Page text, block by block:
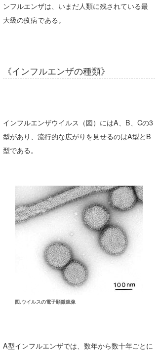
ンフルエンザは、いまだ人類に残されている最
大級の疫病である。
《インフルエンザの種類》
インフルエンザウイルス（図）にはA、B、Cの3
型があり、流行的な広がりを見せるのはA型とB
型である。
図.ウイルスの電子顕微鏡像
A型インフルエンザでは、数年から数十年ごとに
S.K
たっちー
ハンマー
三輪予報士
小川予報士
上田純子
上條将美
唐澤予報士
ゴン
wanda